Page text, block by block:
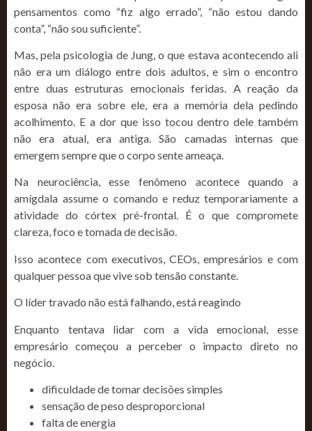
pensamentos como “fiz algo errado”, “não estou dando
conta”, “não sou suficiente”.
Mas, pela psicologia de Jung, o que estava acontecendo ali
não era um diálogo entre dois adultos, e sim o encontro
entre duas estruturas emocionais feridas. A reação da
esposa não era sobre ele, era a memória dela pedindo
acolhimento. E a dor que isso tocou dentro dele também
não era atual, era antiga. São camadas internas que
emergem sempre que o corpo sente ameaça.
Na neurociência, esse fenômeno acontece quando a
amígdala assume o comando e reduz temporariamente a
atividade do córtex pré-frontal. É o que compromete
clareza, foco e tomada de decisão.
Isso acontece com executivos, CEOs, empresários e com
qualquer pessoa que vive sob tensão constante.
O líder travado não está falhando, está reagindo
Enquanto tentava lidar com a vida emocional, esse
empresário começou a perceber o impacto direto no
negócio.
dificuldade de tomar decisões simples
sensação de peso desproporcional
falta de energia